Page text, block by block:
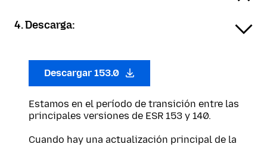
4. Descarga:
Descargar 153.0
Estamos en el período de transición entre las
principales versiones de ESR 153 y 140.
Cuando hay una actualización principal de la